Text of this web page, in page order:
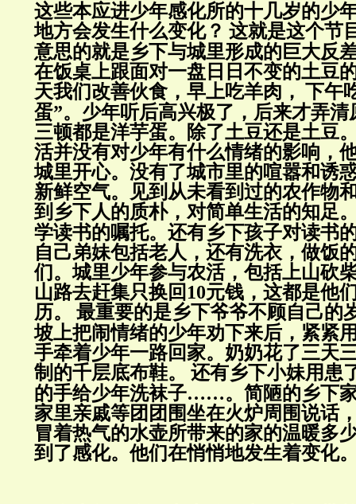
这些本应进少年感化所的十几岁的少
地方会发生什么变化？ 这就是这个节
意思的就是乡下与城里形成的巨大反
在饭桌上跟面对一盘日日不变的土豆
天我们改善伙食，早上吃羊肉， 下午
蛋”。少年听后高兴极了，后来才弄清
三顿都是洋芋蛋。除了土豆还是土豆
活并没有对少年有什么情绪的影响，
城里开心。没有了城市里的喧嚣和诱
新鲜空气。见到从未看到过的农作物
到乡下人的质朴，对简单生活的知足
学读书的嘱托。还有乡下孩子对读书
自己弟妹包括老人，还有洗衣，做饭
们。城里少年参与农活，包括上山砍
山路去赶集只换回 10元钱，这都是他
历。
最重要的是乡下爷爷不顾自己的
坡上把闹情绪的少年劝下来后，紧紧
手牵着少年一路回家。 奶奶花了三天
制的千层底布鞋。
还有乡下小妹用患
的手给少年洗袜子……。简陋的乡下
家里亲戚等团团围坐在火炉周围说话
冒着热气的水壶所带来的家的温暖多
到了感化。他们在悄悄地发生着变化